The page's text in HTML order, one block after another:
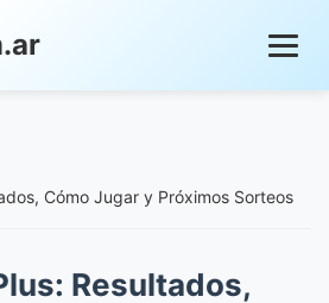
Cómo Jugar y Próximos Sorteos
Resultados,